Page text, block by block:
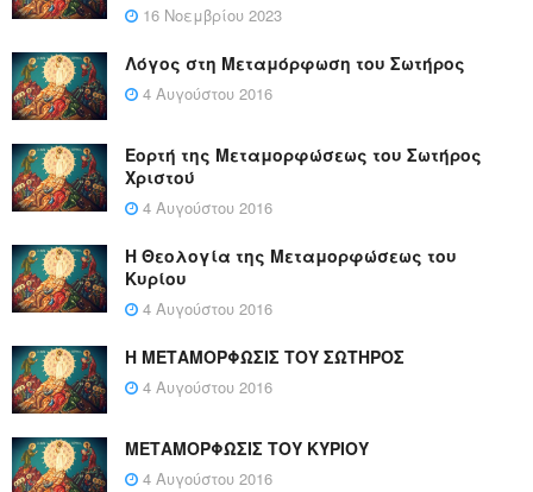
16 Νοεμβρίου 2023
Λόγος στη Μεταμόρφωση του Σωτήρος
4 Αυγούστου 2016
Εορτή της Μεταμορφώσεως του Σωτήρος
Χριστού
4 Αυγούστου 2016
Η Θεολογία της Μεταμορφώσεως του
Κυρίου
4 Αυγούστου 2016
Η ΜΕΤΑΜΟΡΦΩΣΙΣ ΤΟΥ ΣΩΤΗΡΟΣ
4 Αυγούστου 2016
ΜΕΤΑΜΟΡΦΩΣΙΣ ΤΟΥ ΚΥΡΙΟΥ
4 Αυγούστου 2016